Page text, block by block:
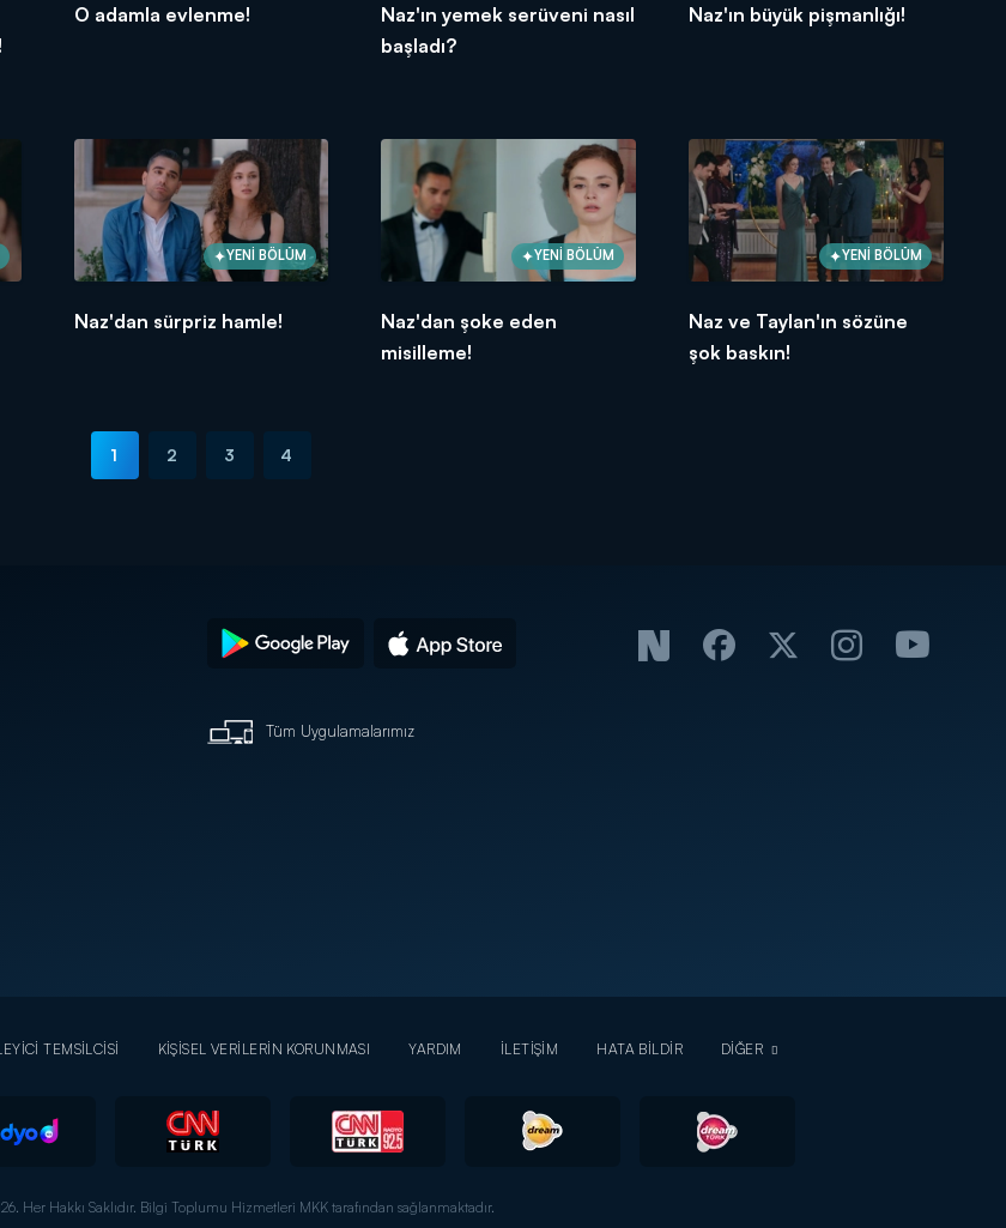
O adamla evlenme!
Naz'ın yemek serüveni nasıl
başladı?
Naz'ın büyük pişmanlığı!
YENİ BÖLÜM
Naz'dan sürpriz hamle!
YENİ BÖLÜM
Naz'dan şoke eden
misilleme!
YENİ BÖLÜM
Naz ve Taylan'ın sözüne
şok baskın!
1 2 3 4
Tüm Uygulamalarımız
TEMSİLCİSİ KİŞİSEL VERİLERİN KORUNMASI YARDIM İLETİŞİM HATA BİLDİR DİĞER
Her Hakkı Saklıdır. Bilgi Toplumu Hizmetleri MKK tarafından sağlanmaktadır.